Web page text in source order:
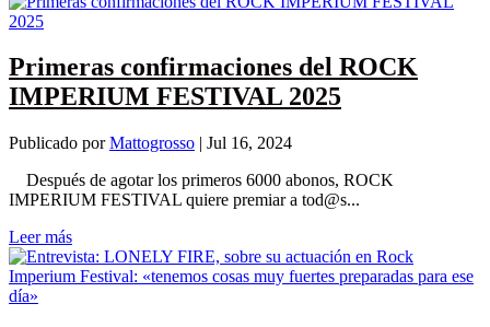
Primeras confirmaciones del ROCK
IMPERIUM FESTIVAL 2025
Publicado porMattogrosso | Jul 16, 2024
Después de agotar los primeros 6000 abonos, ROCK
IMPERIUM FESTIVAL quiere premiar a tod@s...
Leer más